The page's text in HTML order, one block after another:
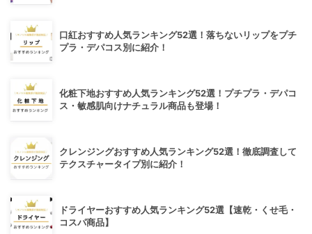
口紅おすすめ人気ランキング52選！落ちないリップをプチ
プラ・デパコス別に紹介！
化粧下地おすすめ人気ランキング52選！プチプラ・デパコ
ス・敏感肌向けナチュラル商品も登場！
クレンジングおすすめ人気ランキング52選！徹底調査して
テクスチャータイプ別に紹介！
ドライヤーおすすめ人気ランキング52選【速乾・くせ毛・
コスパ商品】